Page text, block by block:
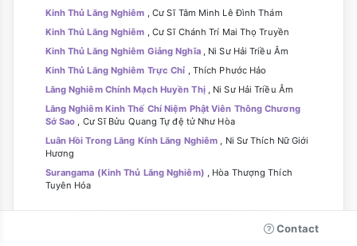
Kinh Thủ Lăng Nghiêm , Cư Sĩ Tâm Minh Lê Đình Thám
Kinh Thủ Lăng Nghiêm , Cư Sĩ Chánh Trí Mai Thọ Truyền
Kinh Thủ Lăng Nghiêm Giảng Nghĩa , Ni Sư Hải Triều Âm
Kinh Thủ Lăng Nghiêm Trực Chỉ , Thích Phước Hảo
Lăng Nghiêm Chính Mạch Huyền Thị , Ni Sư Hải Triều Âm
Lăng Nghiêm Kinh Thế Chí Niệm Phật Viên Thông Chương
Sớ Sao , Cư Sĩ Bửu Quang Tự đệ tử Như Hòa
Luân Hồi Trong Lăng Kính Lăng Nghiêm , Ni Sư Thích Nữ Giới
Hương
Surangama (Kinh Thủ Lăng Nghiêm) , Hòa Thượng Thích
Tuyên Hóa
Contact